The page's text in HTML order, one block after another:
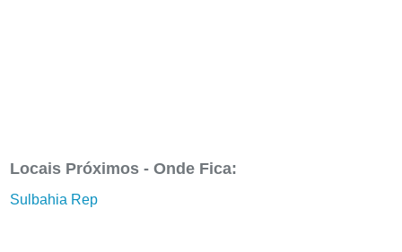
Locais Próximos - Onde Fica:
Sulbahia Rep